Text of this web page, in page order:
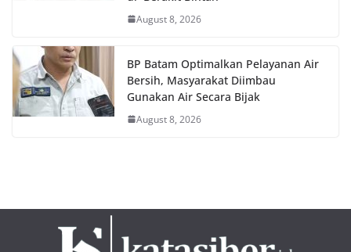
August 8, 2026
BP Batam Optimalkan Pelayanan Air
Bersih, Masyarakat Diimbau
Gunakan Air Secara Bijak
August 8, 2026